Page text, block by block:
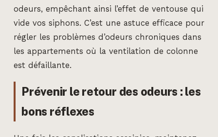
odeurs, empêchant ainsi l’effet de ventouse qui
vide vos siphons. C’est une astuce efficace pour
régler les problèmes d’odeurs chroniques dans
les appartements où la ventilation de colonne
est défaillante.
Prévenir le retour des odeurs : les
bons réflexes